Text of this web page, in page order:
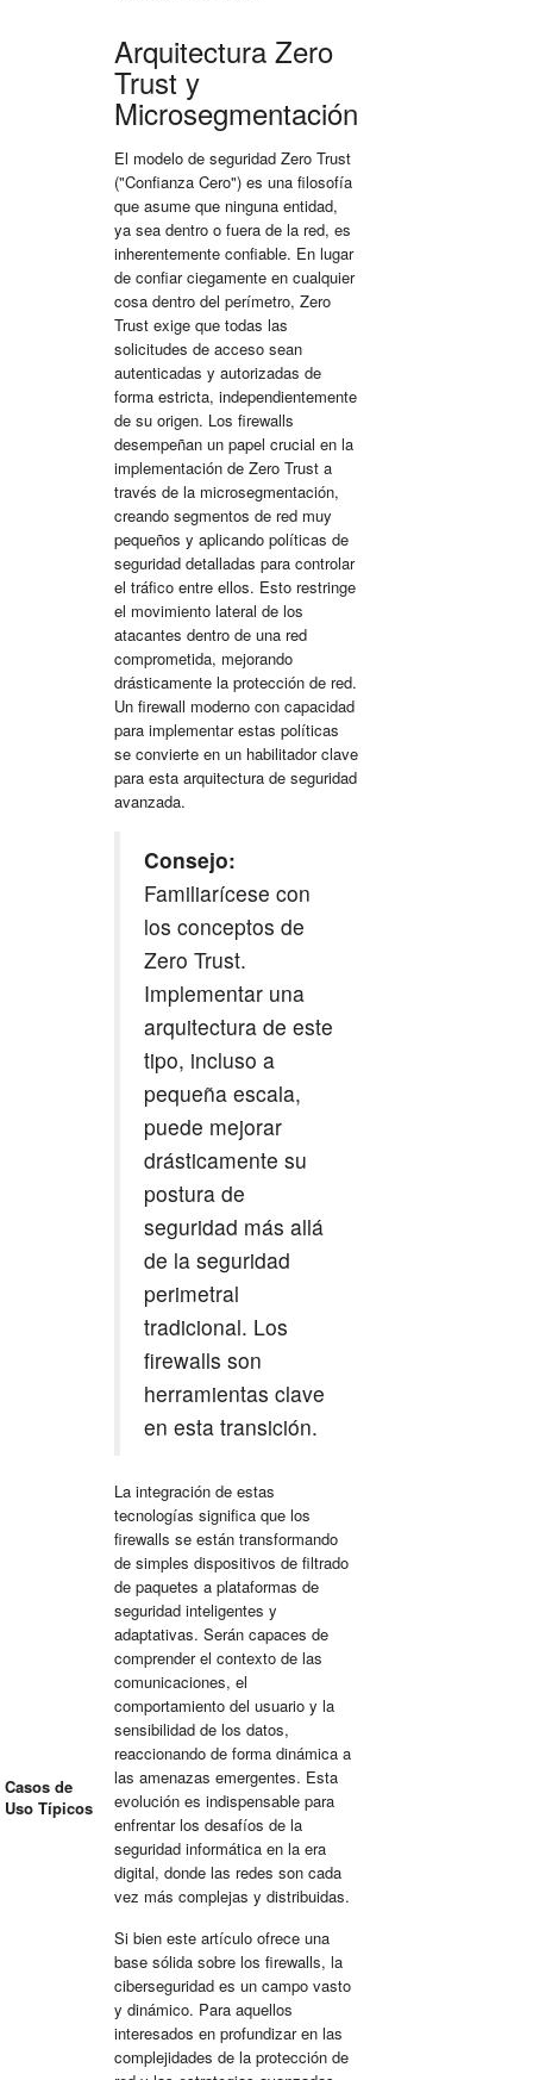
Casos de
Uso Típicos
Arquitectura Zero
Trust y
Microsegmentación
El modelo de seguridad Zero Trust
("Confianza Cero") es una filosofía
que asume que ninguna entidad,
ya sea dentro o fuera de la red, es
inherentemente confiable. En lugar
de confiar ciegamente en cualquier
cosa dentro del perímetro, Zero
Trust exige que todas las
solicitudes de acceso sean
autenticadas y autorizadas de
forma estricta, independientemente
de su origen. Los firewalls
desempeñan un papel crucial en la
implementación de Zero Trust a
través de la microsegmentación,
creando segmentos de red muy
pequeños y aplicando políticas de
seguridad detalladas para controlar
el tráfico entre ellos. Esto restringe
el movimiento lateral de los
atacantes dentro de una red
comprometida, mejorando
drásticamente la protección de red.
Un firewall moderno con capacidad
para implementar estas políticas
se convierte en un habilitador clave
para esta arquitectura de seguridad
avanzada.
Consejo:
Familiarícese con
los conceptos de
Zero Trust.
Implementar una
arquitectura de este
tipo, incluso a
pequeña escala,
puede mejorar
drásticamente su
postura de
seguridad más allá
de la seguridad
perimetral
tradicional. Los
firewalls son
herramientas clave
en esta transición.
La integración de estas
tecnologías significa que los
firewalls se están transformando
de simples dispositivos de filtrado
de paquetes a plataformas de
seguridad inteligentes y
adaptativas. Serán capaces de
comprender el contexto de las
comunicaciones, el
comportamiento del usuario y la
sensibilidad de los datos,
reaccionando de forma dinámica a
las amenazas emergentes. Esta
evolución es indispensable para
enfrentar los desafíos de la
seguridad informática en la era
digital, donde las redes son cada
vez más complejas y distribuidas.
Si bien este artículo ofrece una
base sólida sobre los firewalls, la
ciberseguridad es un campo vasto
y dinámico. Para aquellos
interesados en profundizar en las
complejidades de la protección de